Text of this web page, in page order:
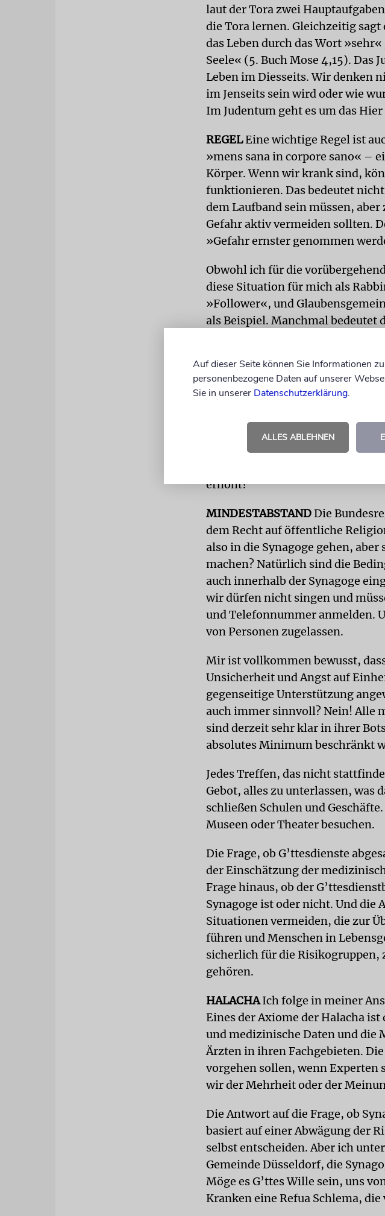
laut der Tora zwei
die Tora lernen. Gleichzeitig
das Leben durch das Wort
Seele« (5. Buch Mose 4,15). Das
Leben im Diesseits. Wir denken
im Jenseits sein wird oder wie
Im Judentum geht es um das Hier
REGELEine wichtige Regel ist
»mens sana in corpore sano« –
Körper. Wenn wir krank sind,
funktionieren. Das bedeutet
dem Laufband sein müssen,
Gefahr aktiv vermeiden sollten.
»Gefahr ernster genommen
Obwohl ich für die
diese Situation für mich als
»Follower«, und
als Beispiel. Manchmal bedeutet
Ich bin mir sicher, dass dies
Privileg ist. Gleichzeitig haben
entscheiden, was wir wollen.
Schabbat – unserem heiligsten
erhöht?
MINDESTABSTANDDie
dem Recht auf öffentliche
also in die Synagoge gehen,
machen? Natürlich sind die
auch innerhalb der Synagoge
wir dürfen nicht singen und
und Telefonnummer anmelden.
von Personen zugelassen.
Mir ist vollkommen bewusst,
Unsicherheit und Angst auf
gegenseitige Unterstützung
auch immer sinnvoll? Nein! Alle
sind derzeit sehr klar in ihrer
absolutes Minimum beschränkt
Jedes Treffen, das nicht
Gebot, alles zu unterlassen,
schließen Schulen und
Museen oder Theater besuchen.
Die Frage, ob G’ttesdienste
der Einschätzung der
Frage hinaus, ob der
Synagoge ist oder nicht. Und
Situationen vermeiden, die zur
führen und Menschen in
sicherlich für die Risikogruppen,
gehören.
HALACHAIch folge in meiner
Eines der Axiome der Halacha
und medizinische Daten und die
Ärzten in ihren Fachgebieten.
vorgehen sollen, wenn Experten
wir der Mehrheit oder der
Die Antwort auf die Frage, ob
basiert auf einer Abwägung der
selbst entscheiden. Aber ich
Gemeinde Düsseldorf, die
Möge es G’ttes Wille sein, uns
Kranken eine Refua Schlema,
Auf dieser Seite können Sie Informationen
personenbezogene Daten auf unserer
Sie in unserer Datenschutzerklärung.
ALLES ABLEHNEN